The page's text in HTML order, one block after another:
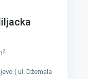
2
( ul. Džemala